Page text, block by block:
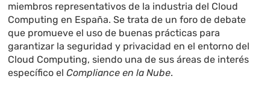
miembros representativos de la industria del Cloud
Computing en España. Se trata de un foro de debate
que promueve el uso de buenas prácticas para
garantizar la seguridad y privacidad en el entorno del
Cloud Computing, siendo una de sus áreas de interés
específico elCompliance en la Nube.